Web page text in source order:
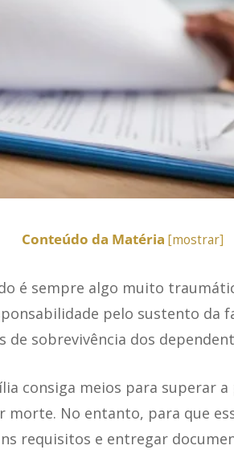
Conteúdo da Matéria [mostrar]
é sempre algo muito
pelo sustento da
de sobrevivência dos
consiga meios para superar
morte. No entanto, para que
requisitos e entregar